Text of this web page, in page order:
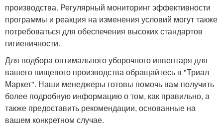
производства. Регулярный мониторинг эффективности
программы и реакция на изменения условий могут также
потребоваться для обеспечения высоких стандартов
гигиеничности.
Для подбора оптимального уборочного инвентаря для
вашего пищевого производства обращайтесь в "Триал
Маркет". Наши менеджеры готовы помочь вам получить
более подробную информацию о том, как правильно, а
также предоставить рекомендации, основанные на
вашем конкретном случае.